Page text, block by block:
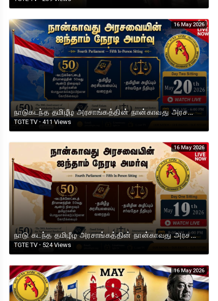
16 May 2026
நாடுகடந்த தமிழீழ அரசாங்கத்தின் நான்காவது அரசவையின் ஐந்தாம் நேரடி அமர்வு 2026. நாள் 2 நேரலை
TGTE TV · 411 Views
16 May 2026
நாடு கடந்த தமிழீழ அரசாங்கத்தின் நான்காவது அரசவையின் ஐந்தாம் நேரடி அமர்வு. 2026 நாள் 1 நேரலை.
TGTE TV · 524 Views
16 May 2026